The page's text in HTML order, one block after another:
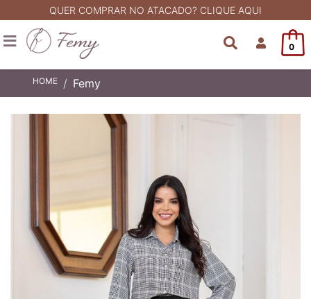
QUER COMPRAR NO ATACADO? CLIQUE AQUI
0
HOME Femy